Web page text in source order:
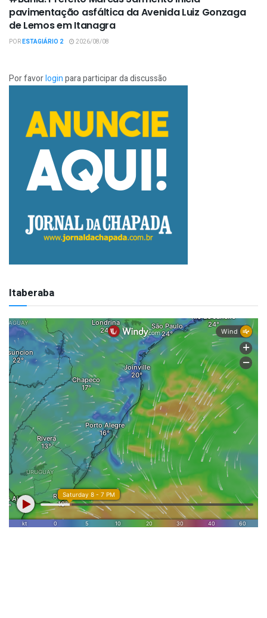
pavimentação asfáltica da Avenida Luiz Gonzaga
de Lemos em Itanagra
PORESTAGIÁRIO 2 2026/08/08
Por favorloginpara participar da discussão
Itaberaba